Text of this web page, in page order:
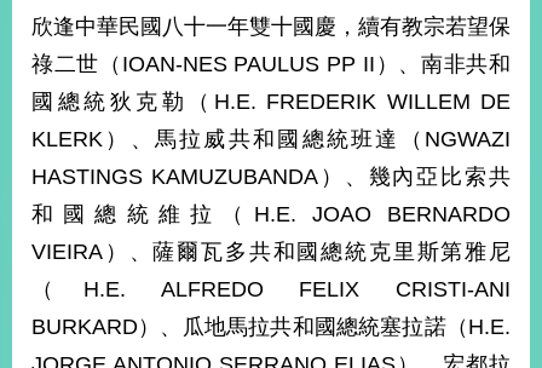
合
外
交
值
外
交
經
濟
不
落
欣逢中華民國八十一年雙十國慶，續有教宗若望保
祿二世（IOAN-NES PAULUS PP II）、南非共和
國總統狄克勒（H.E. FREDERIK WILLEM DE
KLERK）、馬拉威共和國總統班達（NGWAZI
HASTINGS KAMUZUBANDA）、幾內亞比索共
和國總統維拉（H.E. JOAO BERNARDO
VIEIRA）、薩爾瓦多共和國總統克里斯第雅尼
（H.E. ALFREDO FELIX CRISTI-ANI
BURKARD）、瓜地馬拉共和國總統塞拉諾（H.E.